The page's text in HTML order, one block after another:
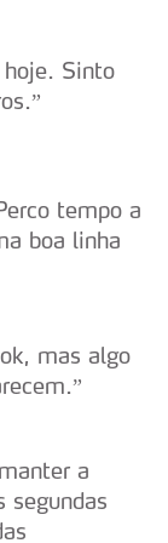
Sinto
tempo a
boa linha
mas algo
a
segundas